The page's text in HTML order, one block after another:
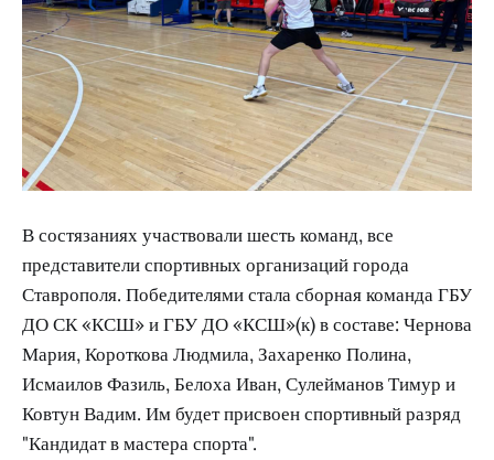
В состязаниях участвовали шесть команд, все
представители спортивных организаций города
Ставрополя. Победителями стала сборная команда ГБУ
ДО СК «КСШ» и ГБУ ДО «КСШ»(к) в составе: Чернова
Мария, Короткова Людмила, Захаренко Полина,
Исмаилов Фазиль, Белоха Иван, Сулейманов Тимур и
Ковтун Вадим. Им будет присвоен спортивный разряд
"Кандидат в мастера спорта".